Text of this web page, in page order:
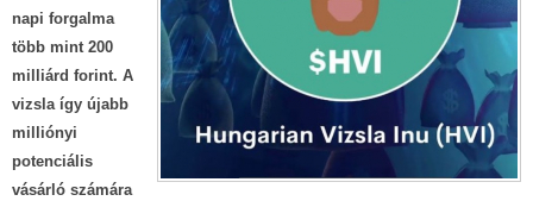
napi forgalma
több mint 200
milliárd forint. A
vizsla így újabb
milliónyi
potenciális
vásárló számára